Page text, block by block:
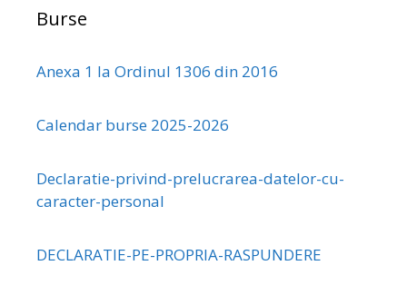
Burse
Anexa 1 la Ordinul 1306 din 2016
Calendar burse 2025-2026
Declaratie-privind-prelucrarea-datelor-cu-
caracter-personal
DECLARATIE-PE-PROPRIA-RASPUNDERE